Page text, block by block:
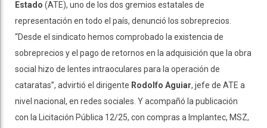
Estado (ATE), uno de los dos gremios estatales de
representación en todo el país, denunció los sobreprecios.
“Desde el sindicato hemos comprobado la existencia de
sobreprecios y el pago de retornos en la adquisición que la obra
social hizo de lentes intraoculares para la operación de
cataratas”, advirtió el dirigente Rodolfo Aguiar, jefe de ATE a
nivel nacional, en redes sociales. Y acompañó la publicación
con la Licitación Pública 12/25, con compras a Implantec, MSZ,